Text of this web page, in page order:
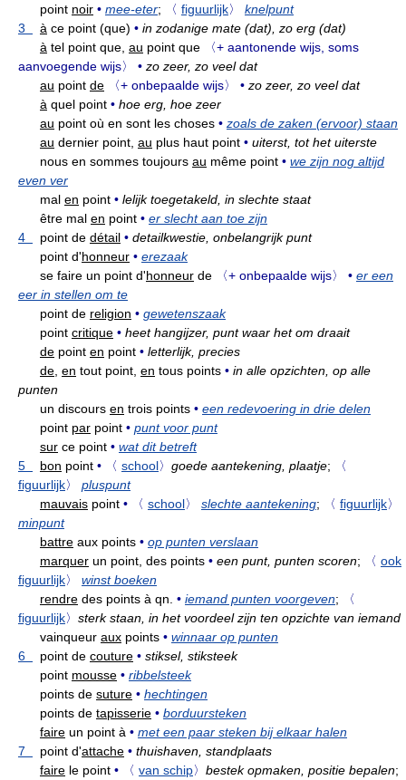
point noir • mee-eter; 〈 figuurlijk〉
knelpunt
3
à ce point (que) • in zodanige mate (dat), zo erg (dat)
à tel point que, au point que
〈+ aantonende wijs, soms
aanvoegende wijs〉
• zo zeer, zo veel dat
au point de 〈+ onbepaalde wijs〉 • zo zeer, zo veel dat
à quel point • hoe erg, hoe zeer
au point où en sont les choses • zoals de zaken (ervoor) staan
au dernier point, au plus haut point • uiterst, tot het uiterste
nous en sommes toujours au même point • we zijn nog altijd
even ver
mal en point • lelijk toegetakeld, in slechte staat
être mal en point • er slecht aan toe zijn
4
point de détail • detailkwestie, onbelangrijk punt
point d'honneur • erezaak
se faire un point d'honneur de 〈+ onbepaalde wijs〉 • er een
eer in stellen om te
point de religion • gewetenszaak
point critique • heet hangijzer, punt waar het om draait
de point en point • letterlijk, precies
de, en tout point, en tous points • in alle opzichten, op alle
punten
un discours en trois points • een redevoering in drie delen
point par point • punt voor punt
sur ce point • wat dit betreft
5
bon point • 〈 school〉 goede aantekening, plaatje;
〈
figuurlijk〉
pluspunt
mauvais point • 〈 school〉 slechte aantekening; 〈 figuurlijk〉
minpunt
battre aux points • op punten verslaan
marquer un point, des points • een punt, punten scoren; 〈 ook
figuurlijk〉
winst boeken
rendre des points à qn. • iemand punten voorgeven;
〈
figuurlijk〉 sterk staan, in het voordeel zijn ten opzichte van iemand
vainqueur aux points • winnaar op punten
6
point de couture • stiksel, stiksteek
point mousse • ribbelsteek
points de suture • hechtingen
points de tapisserie • borduursteken
faire un point à • met een paar steken bij elkaar halen
7
point d'attache • thuishaven, standplaats
faire le point • 〈 van schip〉 bestek opmaken, positie bepalen;